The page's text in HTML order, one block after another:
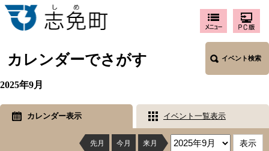
カレンダーでさがす イベント検索
2025年9月
カレンダー表示 イベント一覧表示
先月 今月 来月